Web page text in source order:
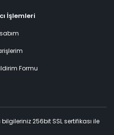
İşlemleri
Formu
256bit SSL sertifikası ile